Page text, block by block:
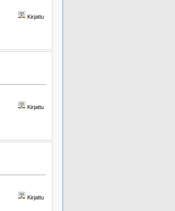
Kirjattu
Kirjattu
Kirjattu